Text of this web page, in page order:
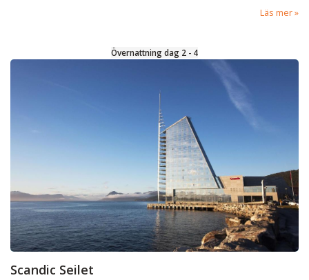
Läs mer
Övernattning dag 2 - 4
Scandic Seilet